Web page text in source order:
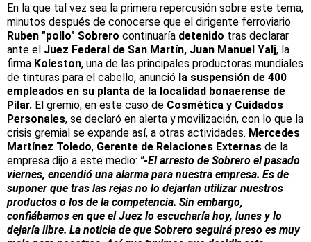
En la que tal vez sea la primera repercusión sobre este tema,
minutos después de conocerse que el dirigente ferroviario
Ruben "pollo" Sobrero continuaría detenido tras declarar
ante el Juez Federal de San Martín, Juan Manuel Yalj, la
firma Koleston, una de las principales productoras mundiales
de tinturas para el cabello, anunció la suspensión de 400
empleados en su planta de la localidad bonaerense de
Pilar. El gremio, en este caso de Cosmética y Cuidados
Personales, se declaró en alerta y movilización, con lo que la
crisis gremial se expande así, a otras actividades. Mercedes
Martínez Toledo, Gerente de Relaciones Externas de la
empresa dijo a este medio: "-El arresto de Sobrero el pasado
viernes, encendió una alarma para nuestra empresa. Es de
suponer que tras las rejas no lo dejarían utilizar nuestros
productos o los de la competencia. Sin embargo,
confiábamos en que el Juez lo escucharía hoy, lunes y lo
dejaría libre. La noticia de que Sobrero seguirá preso es muy